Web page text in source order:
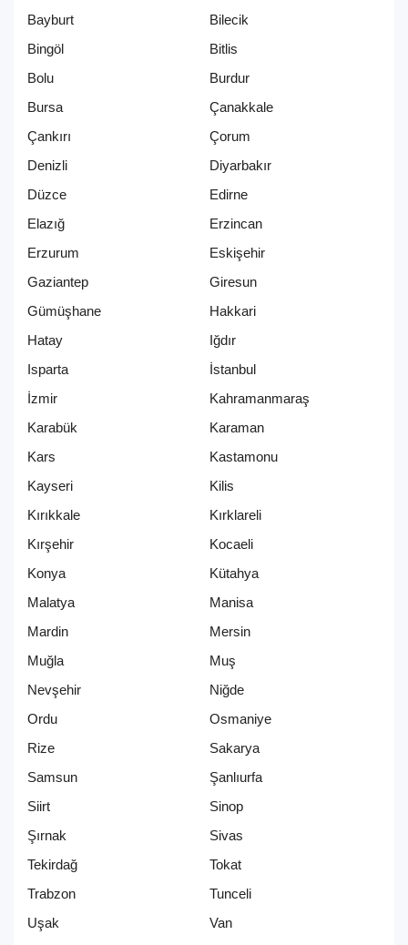
Bayburt
Bilecik
Bingöl
Bitlis
Bolu
Burdur
Bursa
Çanakkale
Çankırı
Çorum
Denizli
Diyarbakır
Düzce
Edirne
Elazığ
Erzincan
Erzurum
Eskişehir
Gaziantep
Giresun
Gümüşhane
Hakkari
Hatay
Iğdır
Isparta
İstanbul
İzmir
Kahramanmaraş
Karabük
Karaman
Kars
Kastamonu
Kayseri
Kilis
Kırıkkale
Kırklareli
Kırşehir
Kocaeli
Konya
Kütahya
Malatya
Manisa
Mardin
Mersin
Muğla
Muş
Nevşehir
Niğde
Ordu
Osmaniye
Rize
Sakarya
Samsun
Şanlıurfa
Siirt
Sinop
Şırnak
Sivas
Tekirdağ
Tokat
Trabzon
Tunceli
Uşak
Van